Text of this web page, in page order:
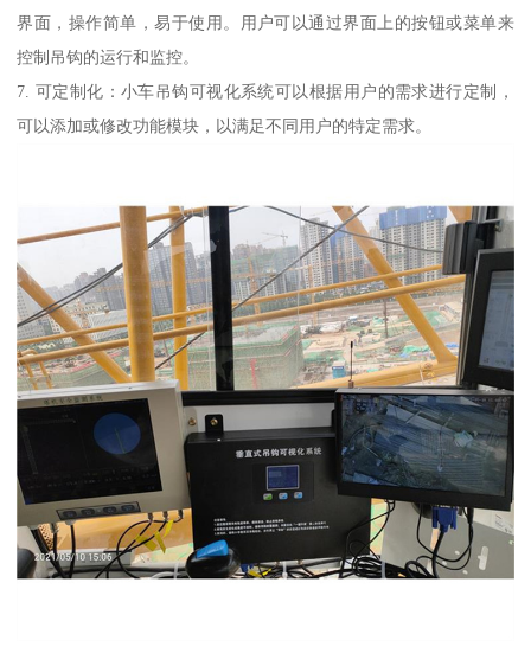
界面，操作简单，易于使用。用户可以通过界面上的按钮或菜单来
控制吊钩的运行和监控。
7. 可定制化：小车吊钩可视化系统可以根据用户的需求进行定制，
可以添加或修改功能模块，以满足不同用户的特定需求。